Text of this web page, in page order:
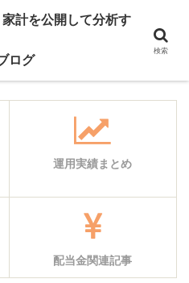
資産公開
運用実績まとめ
配当金関連記事
計を公開して分析す
ログ
検索